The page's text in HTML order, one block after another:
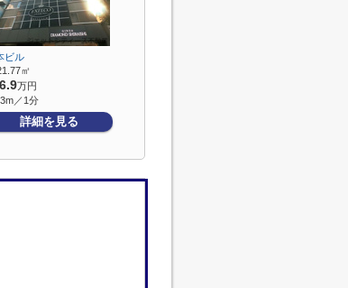
ビル
㎡
万円
／1分
詳細を見る